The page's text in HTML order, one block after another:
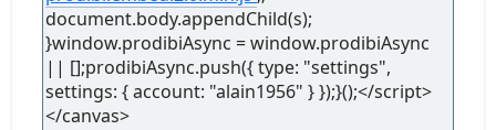
document.body.appendChild(s);
}window.prodibiAsync = window.prodibiAsync
|| [];prodibiAsync.push({ type: "settings",
settings: { account: "alain1956" } });}();</script>
</canvas>